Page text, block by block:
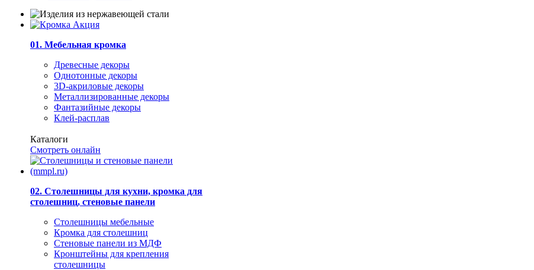
01. Мебельная кромка
Древесные декоры
Однотонные декоры
3D-акриловые декоры
Металлизированные декоры
Фантазийные декоры
Клей-расплав
Каталоги
Смотреть онлайн
02. Столешницы для кухни, кромка для
столешниц, стеновые панели
Столешницы мебельные
Кромка для столешниц
Стеновые панели из МДФ
Кронштейны для крепления
столешницы